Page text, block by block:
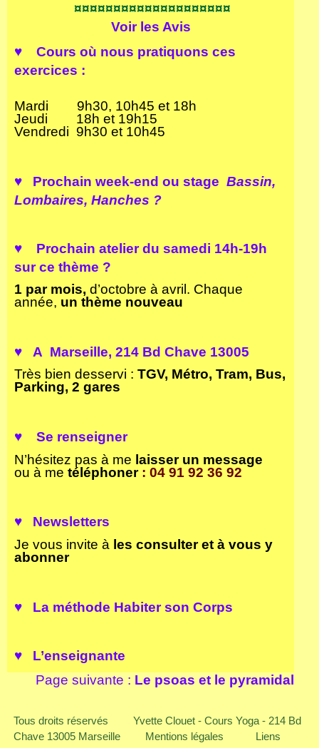
¤¤¤¤¤¤¤¤¤¤¤¤¤¤¤¤¤¤¤¤
Voir les Avis
♥ Cours où nous pratiquons ces
exercices :
Mardi 9h30, 10h45 et 18h
Jeudi 18h et 19h15
Vendredi 9h30 et 10h45
♥ Prochain week-end ou stage Bassin,
Lombaires, Hanches ?
♥ Prochain atelierdu samedi 14h-19h
sur ce thème ?
1 par mois, d’octobre à avril. Chaque
année, un thème nouveau
♥ A Marseille, 214 Bd Chave 13005
Très bien desservi : TGV, Métro, Tram, Bus,
Parking, 2 gares
♥ Se renseigner
N’hésitez pas à me laisser un message
ou à me téléphoner: 04 91 92 36 92
♥ Newsletters
Je vous invite à les consulter et à vous y
abonner
♥ La méthode Habiter son Corps
♥ L’enseignante
Page suivante : Le psoas et le pyramidal
Tous droits réservés
Yvette Clouet - Cours Yoga - 214 Bd
Chave 13005 Marseille
Mentions légales
Liens